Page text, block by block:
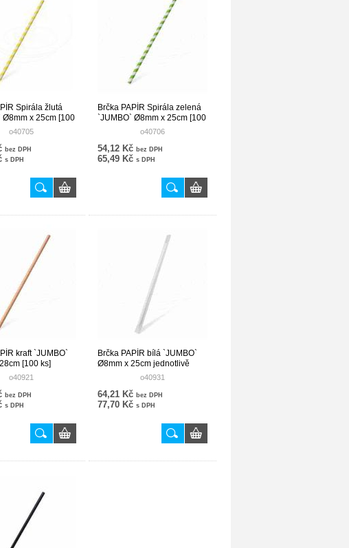
Spirála žlutá
Ø8mm x 25cm [100
o40705
bez DPH
s DPH
Brčka PAPÍR Spirála zelená
`JUMBO` Ø8mm x 25cm [100
o40706
54,12 Kč bez DPH
65,49 Kč s DPH
kraft `JUMBO`
[100 ks]
o40921
bez DPH
s DPH
Brčka PAPÍR bílá `JUMBO`
Ø8mm x 25cm jednotlivě
balená [100 ks]
o40931
64,21 Kč bez DPH
77,70 Kč s DPH